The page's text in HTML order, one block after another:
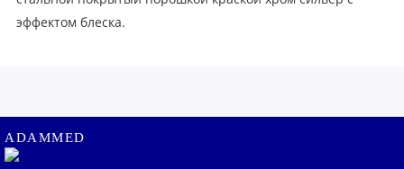
эффектом блеска.
ADAMMED